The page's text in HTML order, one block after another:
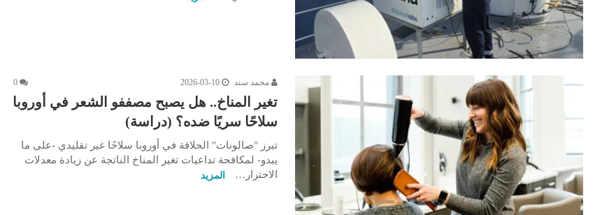
محمد سند 2026-03-10
0
تغير المناخ.. هل يصبح مصففو الشعر في أوروبا
سلاحًا سريًا ضده؟ (دراسة)
تبرز "صالونات" الحلاقة في أوروبا سلاحًا غير تقليدي -على ما
يبدو- لمكافحة تداعيات تغير المناخ الناتجة عن زيادة معدلات
الاحترار…
المزيد